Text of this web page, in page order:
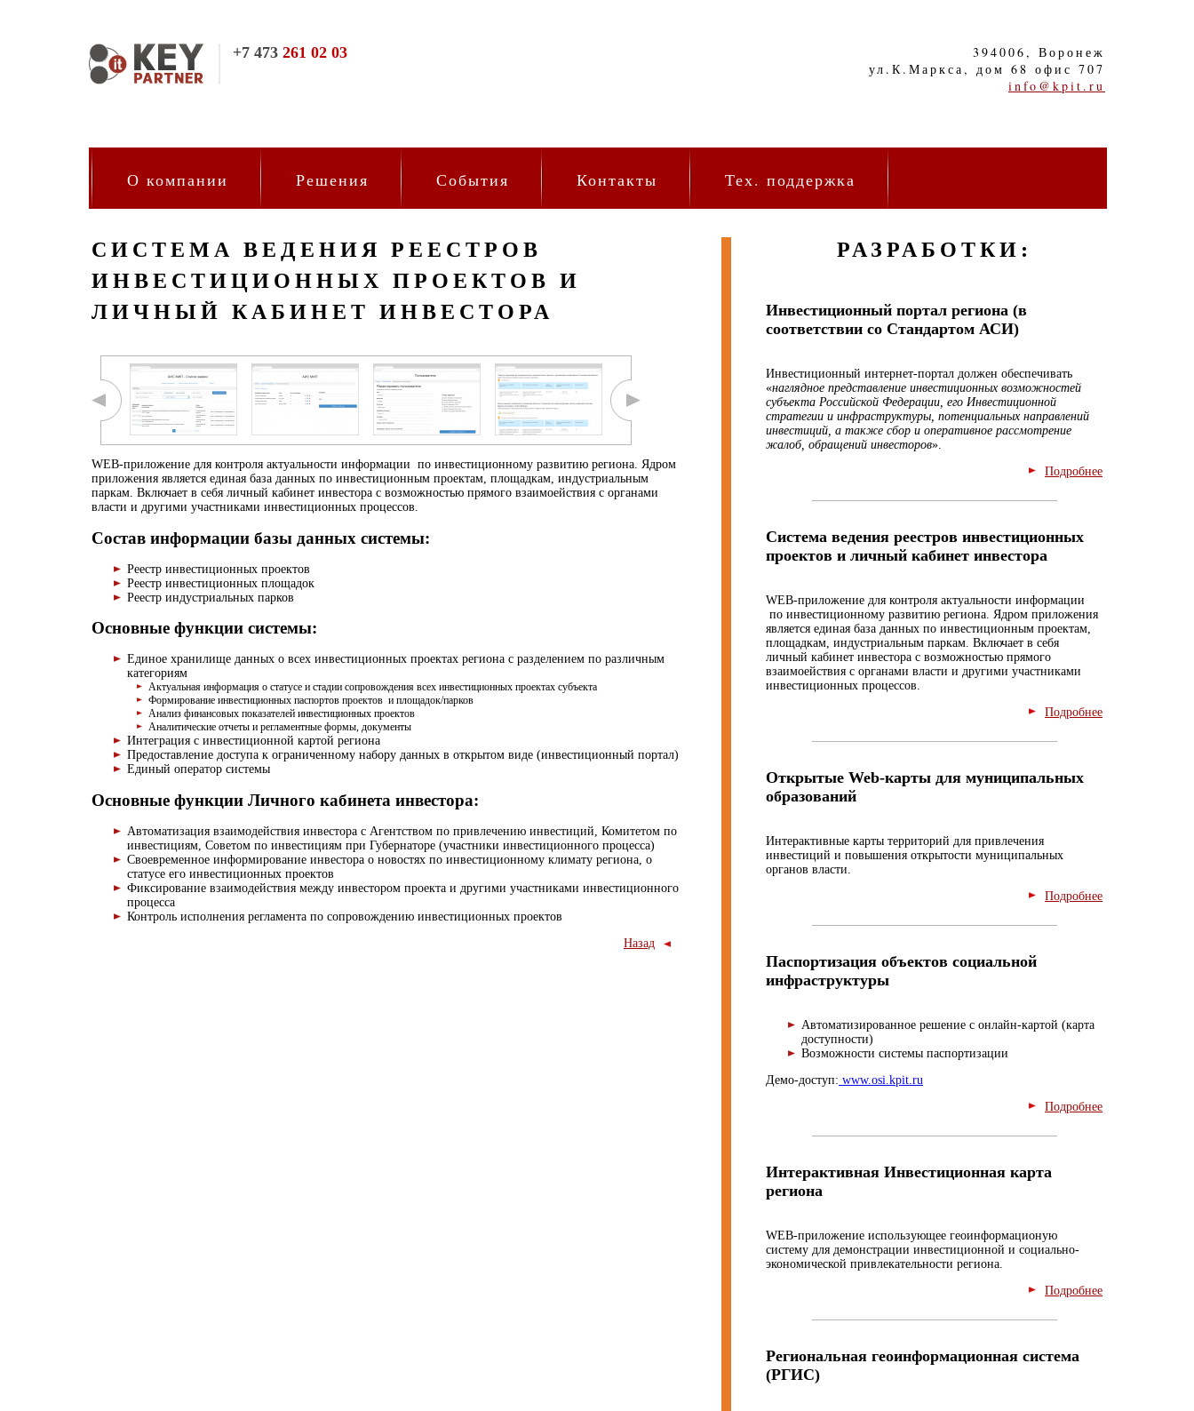
7 473 261 02 03
394006, Воронеж
ул.К.Маркса, дом 68 офис 707
info@kpit.ru
О компании Решения События Контакты Тех. поддержка
СИСТЕМА ВЕДЕНИЯ РЕЕСТРОВ
ИНВЕСТИЦИОННЫХ ПРОЕКТОВ И
ЛИЧНЫЙ КАБИНЕТ ИНВЕСТОРА
WEB-приложение для контроля актуальности информации по инвестиционному развитию региона. Ядром
приложения является единая база данных по инвестиционным проектам, площадкам, индустриальным
паркам. Включает в себя личный кабинет инвестора с возможностью прямого взаимоействия с органами
власти и другими участниками инвестиционных процессов.
Состав информации базы данных системы:
Реестр инвестиционных проектов
Реестр инвестиционных площадок
Реестр индустриальных парков
Основные функции системы:
Единое хранилище данных о всех инвестиционных проектах региона с разделением по различным
категориям
Актуальная информация о статусе и стадии сопровождения всех инвестиционных проектах субъекта
Формирование инвестиционных паспортов проектов и площадок/парков
Анализ финансовых показателей инвестиционных проектов
Аналитические отчеты и регламентные формы, документы
Интеграция с инвестиционной картой региона
Предоставление доступа к ограниченному набору данных в открытом виде (инвестиционный портал)
Единый оператор системы
Основные функции Личного кабинета инвестора:
Автоматизация взаимодействия инвестора с Агентством по привлечению инвестиций, Комитетом по
инвестициям, Советом по инвестициям при Губернаторе (участники инвестиционного процесса)
Своевременное информирование инвестора о новостях по инвестиционному климату региона, о
статусе его инвестиционных проектов
Фиксирование взаимодействия между инвестором проекта и другими участниками инвестиционного
процесса
Контроль исполнения регламента по сопровождению инвестиционных проектов
Назад
РАЗРАБОТКИ:
Инвестиционный портал региона (в
соответствии со Стандартом АСИ)
Инвестиционный интернет-портал должен обеспечивать
«наглядное представление инвести­ционных возможностей
субъекта Российской Федерации, его Инвестицион­ной
стратегии и инфраструктуры, потенциальных направлений
инвестиций, а также сбор и оперативное рассмотрение
жалоб, обращений инвесторов».
Подробнее
Система ведения реестров инвестиционных
проектов и личный кабинет инвестора
WEB-приложение для контроля актуальности информации
по инвестиционному развитию региона. Ядром приложения
является единая база данных по инвестиционным проектам,
площадкам, индустриальным паркам. Включает в себя
личный кабинет инвестора с возможностью прямого
взаимоействия с органами власти и другими участниками
инвестиционных процессов.
Подробнее
Открытые Web-карты для муниципальных
образований
Интерактивные карты территорий для привлечения
инвестиций и повышения открытости муниципальных
органов власти.
Подробнее
Паспортизация объектов социальной
инфраструктуры
Автоматизированное решение с онлайн-картой (карта
доступности)
Возможности системы паспортизации
Демо-доступ: www.osi.kpit.ru
Подробнее
Интерактивная Инвестиционная карта
региона
WEB-приложение использующее геоинформационую
систему для демонстрации инвестиционной и социально-
экономической привлекательности региона.
Подробнее
Региональная геоинформационная система
(РГИС)